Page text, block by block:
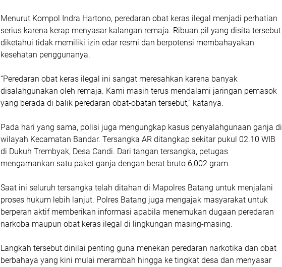
Menurut Kompol Indra Hartono, peredaran obat keras ilegal menjadi perhatian
serius karena kerap menyasar kalangan remaja. Ribuan pil yang disita tersebut
diketahui tidak memiliki izin edar resmi dan berpotensi membahayakan
kesehatan penggunanya.
“Peredaran obat keras ilegal ini sangat meresahkan karena banyak
disalahgunakan oleh remaja. Kami masih terus mendalami jaringan pemasok
yang berada di balik peredaran obat-obatan tersebut,” katanya.
Pada hari yang sama, polisi juga mengungkap kasus penyalahgunaan ganja di
wilayah Kecamatan Bandar. Tersangka AR ditangkap sekitar pukul 02.10 WIB
di Dukuh Trembyak, Desa Candi. Dari tangan tersangka, petugas
mengamankan satu paket ganja dengan berat bruto 6,002 gram.
Saat ini seluruh tersangka telah ditahan di Mapolres Batang untuk menjalani
proses hukum lebih lanjut. Polres Batang juga mengajak masyarakat untuk
berperan aktif memberikan informasi apabila menemukan dugaan peredaran
narkoba maupun obat keras ilegal di lingkungan masing-masing.
Langkah tersebut dinilai penting guna menekan peredaran narkotika dan obat
berbahaya yang kini mulai merambah hingga ke tingkat desa dan menyasar